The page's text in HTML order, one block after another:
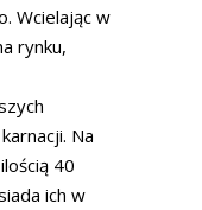
Wcielając w
rynku,
Na
40
ich w